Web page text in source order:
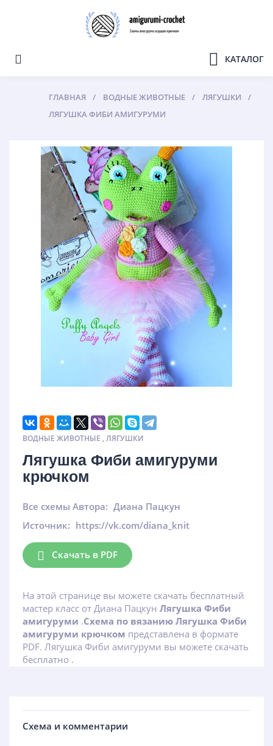
КАТАЛОГ
ГЛАВНАЯ ВОДНЫЕ ЖИВОТНЫЕ
ЛЯГУШКИ
ЛЯГУШКА ФИБИ АМИГУРУМИ
ВОДНЫЕ ЖИВОТНЫЕ ,ЛЯГУШКИ
Лягушка Фиби амигуруми
крючком
Все схемы Автора: Диана Пацкун
Источник: https://vk.com/diana_knit
Скачать в PDF
На этой странице вы можете скачать бесплатный
мастер класс от Диана Пацкун Лягушка Фиби
амигуруми .Схема по вязанию Лягушка Фиби
амигуруми крючком представлена в формате
PDF. Лягушка Фиби амигуруми вы можете скачать
бесплатно .
Схема и комментарии